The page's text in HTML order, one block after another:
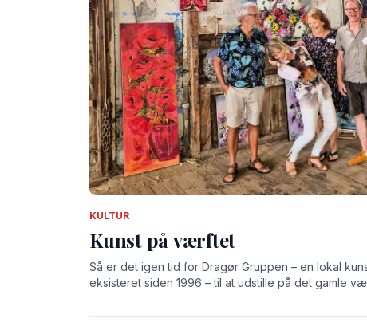
KULTUR
Kunst på værftet
Så er det igen tid for Dragør Gruppen – en lokal
eksisteret siden 1996 – til at udstille på det gamle